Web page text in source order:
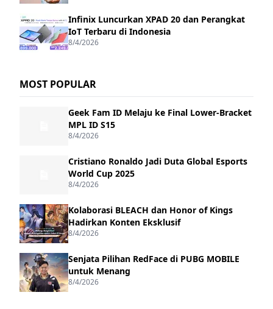
Infinix Luncurkan XPAD 20 dan Perangkat
IoT Terbaru di Indonesia
8/4/2026
MOST POPULAR
Geek Fam ID Melaju ke Final Lower-Bracket
MPL ID S15
8/4/2026
Cristiano Ronaldo Jadi Duta Global Esports
World Cup 2025
8/4/2026
Kolaborasi BLEACH dan Honor of Kings
Hadirkan Konten Eksklusif
8/4/2026
Senjata Pilihan RedFace di PUBG MOBILE
untuk Menang
8/4/2026